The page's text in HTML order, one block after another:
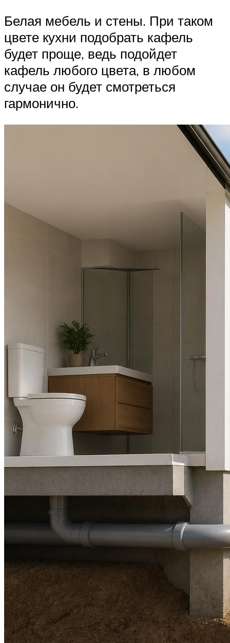
Белая мебель и стены. При таком
цвете кухни подобрать кафель
будет проще, ведь подойдет
кафель любого цвета, в любом
случае он будет смотреться
гармонично.